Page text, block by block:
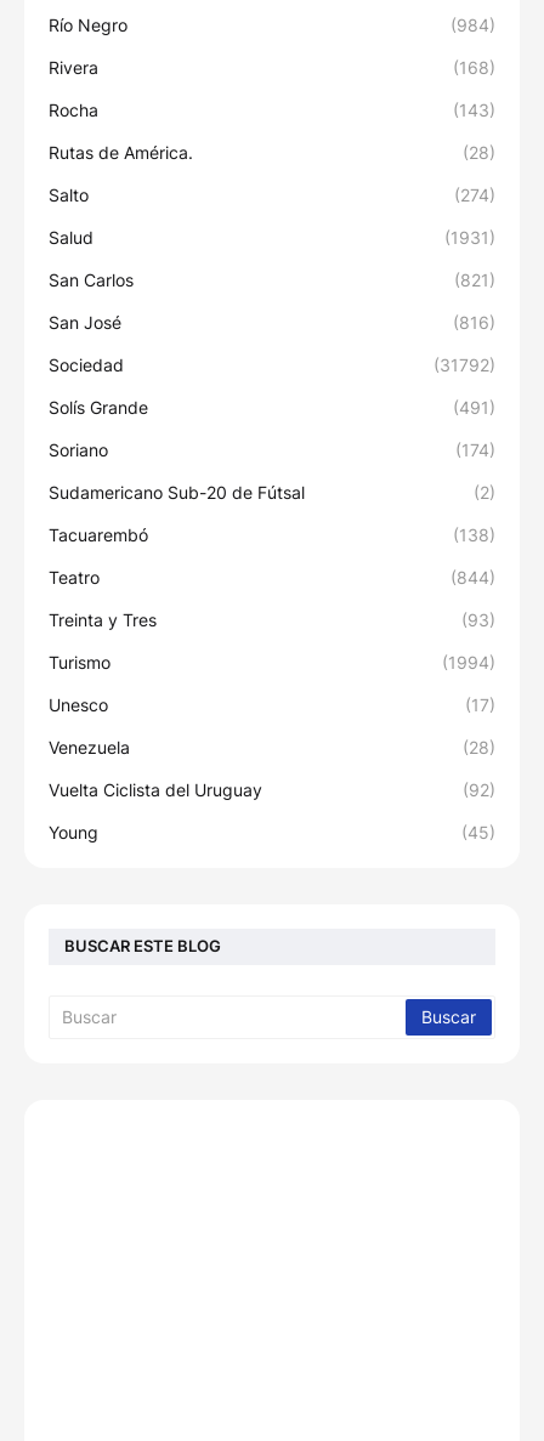
Río Negro (984)
Rivera (168)
Rocha (143)
Rutas de América. (28)
Salto (274)
Salud (1931)
San Carlos (821)
San José (816)
Sociedad (31792)
Solís Grande (491)
Soriano (174)
Sudamericano Sub-20 de Fútsal (2)
Tacuarembó (138)
Teatro (844)
Treinta y Tres (93)
Turismo (1994)
Unesco (17)
Venezuela (28)
Vuelta Ciclista del Uruguay (92)
Young (45)
BUSCAR ESTE BLOG